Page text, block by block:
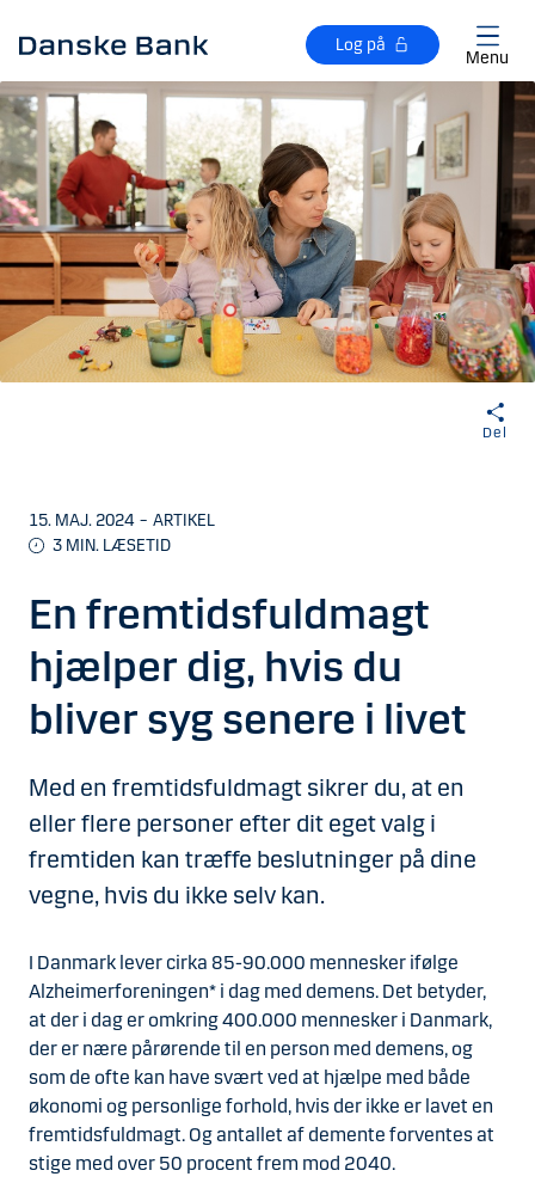
Log på
Menu
Del
15. MAJ. 2024 – ARTIKEL
3 MIN. LÆSETID
En fremtidsfuldmagt
hjælper dig, hvis du
bliver syg senere i livet
Med en fremtidsfuldmagt sikrer du, at en
eller flere personer efter dit eget valg i
fremtiden kan træffe beslutninger på dine
vegne, hvis du ikke selv kan.
I Danmark lever cirka 85-90.000 mennesker ifølge
Alzheimerforeningen* i dag med demens. Det betyder,
at der i dag er omkring 400.000 mennesker i Danmark,
der er nære pårørende til en person med demens, og
som de ofte kan have svært ved at hjælpe med både
økonomi og personlige forhold, hvis der ikke er lavet en
fremtidsfuldmagt. Og antallet af demente forventes at
stige med over 50 procent frem mod 2040.